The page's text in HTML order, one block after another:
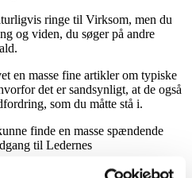
ringe til Virksom, men du
og viden, du søger på andre
en masse fine artikler om typiske
det er sandsynligt, at de også
som du måtte stå i.
finde en masse spændende
til Ledernes